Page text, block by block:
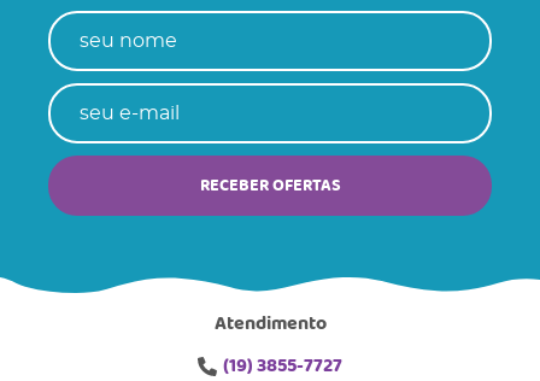
RECEBER OFERTAS
Atendimento
(19)3855-7727